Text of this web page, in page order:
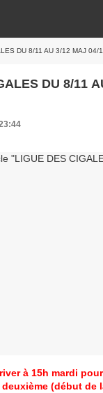
DU 8/11 AU 3/12 MAJ 04/
DU 8/11
à 15h mardi
deuxième (début de